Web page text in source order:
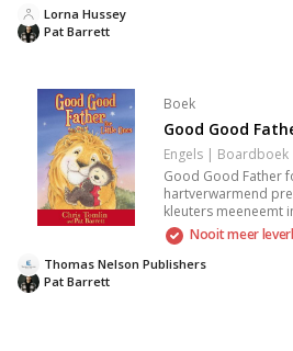
ontdekt terwijl hij
cadeau voor hem.
Pat Barrett
Lorna Hussey
Boek
Good Good
Good Good Father
hartverwarmend
kleuters meeneemt
Geschreven door
combineert het
illustraties,
Nooit meer
Pat Barrett
Thomas Nelson Publishers